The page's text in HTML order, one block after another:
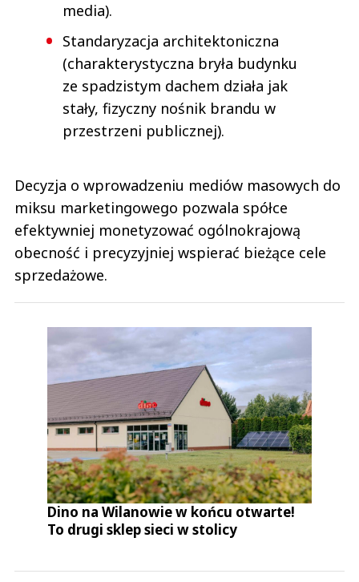
media).
Standaryzacja architektoniczna
(charakterystyczna bryła budynku
ze spadzistym dachem działa jak
stały, fizyczny nośnik brandu w
przestrzeni publicznej).
Decyzja o wprowadzeniu mediów masowych do
miksu marketingowego pozwala spółce
efektywniej monetyzować ogólnokrajową
obecność i precyzyjniej wspierać bieżące cele
sprzedażowe.
Dino na Wilanowie w końcu otwarte!
To drugi sklep sieci w stolicy